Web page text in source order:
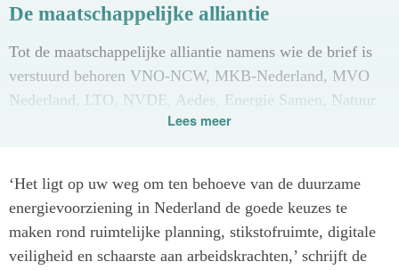
De maatschappelijke alliantie
Tot de maatschappelijke alliantie namens wie de brief is
verstuurd behoren VNO-NCW, MKB-Nederland, MVO
Nederland, LTO, NVDE, Aedes, Energie Samen, Natuur
& Milieu, Greenpeace Nederland, Natuurmonumenten,
Voorzitters van de vijf uitvoeringstafels Klimaatakkoord
en het Nationaal Klimaat Platform.
De brief wordt ondersteund door Dutch Green Building
Lees meer
‘Het ligt op uw weg om ten behoeve van de duurzame
energievoorziening in Nederland de goede keuzes te
maken rond ruimtelijke planning, stikstofruimte, digitale
veiligheid en schaarste aan arbeidskrachten,’ schrijft de